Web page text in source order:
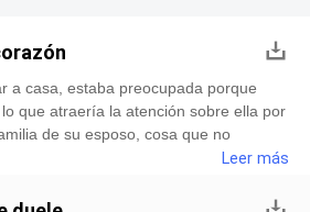
a casa, estaba preocupada porque
que atraería la atención sobre ella por
de su esposo, cosa que no
venía con buen humor, pues después
y eso renovó sus energías y
Leer más